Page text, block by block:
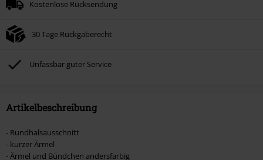
Kostenlose Rücksendung
30 Tage Rückgaberecht
Unfassbar guter Service
Artikelbeschreibung
- Rundhalsausschnitt
- kurzer Ärmel
- Ärmel und Bündchen andersfarbig